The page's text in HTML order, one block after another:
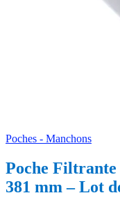
Poches - Manchons
Poche
381 mm – Lot